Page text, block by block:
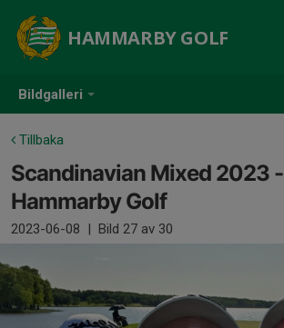
Bildgalleri
HAMMARBY GOLF
Tillbaka
Scandinavian Mixed 2023 -
Hammarby Golf
2023-06-08 | Bild 27 av 30